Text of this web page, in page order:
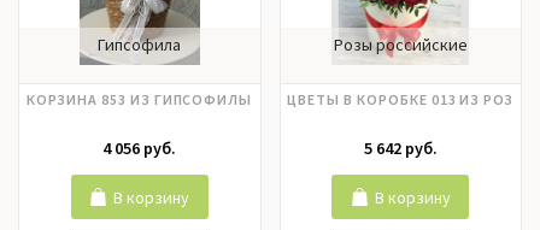
Гипсофила
КОРЗИНА 853 ИЗ ГИПСОФИЛЫ
4 056 руб.
В корзину
Розы российские
ЦВЕТЫ В КОРОБКЕ 013 ИЗ РОЗ
5 642 руб.
В корзину